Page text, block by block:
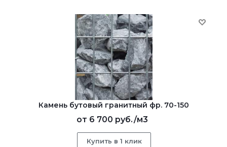
Камень бутовый гранитный фр. 70-150
от 6 700 руб./м3
Купить в 1 клик